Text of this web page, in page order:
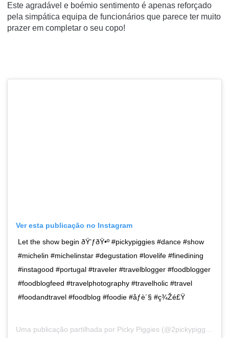
Este agradável e boémio sentimento é apenas reforçado
pela simpática equipa de funcionários que parece ter muito
prazer em completar o seu copo!
Ver esta publicação no Instagram
Let the show begin ðŸ’ƒðŸ•º #pickypiggies #dance #show
#michelin #michelinstar #degustation #lovelife #finedining
#instagood #portugal #traveler #travelblogger #foodblogger
#foodblogfeed #travelphotography #travelholic #travel
#foodandtravel #foodblog #foodie #åƒè´§ #ç¾Žé£Ÿ
Uma publicação partilhada por Picky Piggies (@2pickypiggies) a27 de Ago, 2018 às 2:10 PDT